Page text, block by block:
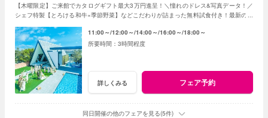
【木曜限定】ご来館でカタログギフト最大3万円進呈！＼憧れのドレス&写真データ！／
シェフ特製【とろける和牛×季節野菜】などこだわりが詰まった無料試食付き！最新のマ
11:00～ 12:00～ 14:00～ 16:00～ 18:00～
3時間程度
詳しくみる フェア予約
同日開催の他のフェアを見る(5件)